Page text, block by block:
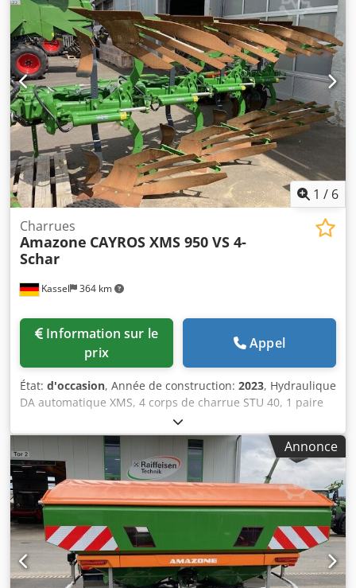
déflecteur de saletés S / éclairage LED Codpfxot Dwh Re
Aafsrf
1 / 6
Kassel 364 km
Charrues
Amazone CAYROS XMS 950 VS 4-
Schar
prix
Appel
État: d'occasion, Année de construction: 2023, Hydraulique
DA automatique XMS, 4 corps de charrue STU 40, 1 paire
de 4 socs 430 HD, 1 paire de protège-corps, 1 paire de 4
avant-labours M0 RH65-85, coutre circulaire DM 500 à
déblocage hydraulique des pierres, pendulaire lourd, roue
de jauge DM 680. Credpfx Aotvf Rwjafof
Annonce